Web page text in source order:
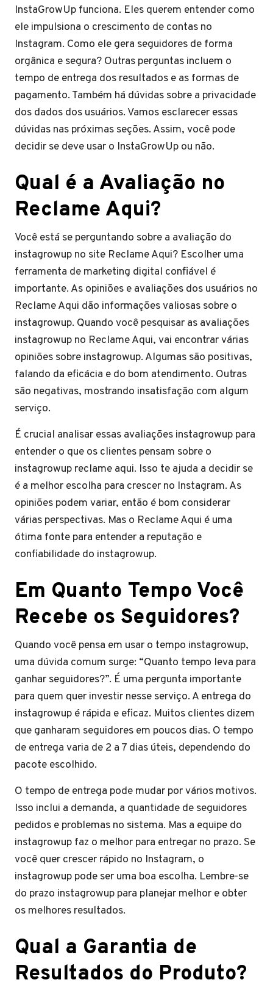
InstaGrowUp funciona. Eles querem entender como
ele impulsiona o crescimento de contas no
Instagram. Como ele gera seguidores de forma
orgânica e segura? Outras perguntas incluem o
tempo de entrega dos resultados e as formas de
pagamento. Também há dúvidas sobre a privacidade
dos dados dos usuários. Vamos esclarecer essas
dúvidas nas próximas seções. Assim, você pode
decidir se deve usar o InstaGrowUp ou não.
Qual é a Avaliação no
Reclame Aqui?
Você está se perguntando sobre a avaliação do
instagrowup no site Reclame Aqui? Escolher uma
ferramenta de marketing digital confiável é
importante. As opiniões e avaliações dos usuários no
Reclame Aqui dão informações valiosas sobre o
instagrowup. Quando você pesquisar as avaliações
instagrowup no Reclame Aqui, vai encontrar várias
opiniões sobre instagrowup. Algumas são positivas,
falando da eficácia e do bom atendimento. Outras
são negativas, mostrando insatisfação com algum
serviço.
É crucial analisar essas avaliações instagrowup para
entender o que os clientes pensam sobre o
instagrowup reclame aqui. Isso te ajuda a decidir se
é a melhor escolha para crescer no Instagram. As
opiniões podem variar, então é bom considerar
várias perspectivas. Mas o Reclame Aqui é uma
ótima fonte para entender a reputação e
confiabilidade do instagrowup.
Em Quanto Tempo Você
Recebe os Seguidores?
Quando você pensa em usar o tempo instagrowup,
uma dúvida comum surge: “Quanto tempo leva para
ganhar seguidores?”. É uma pergunta importante
para quem quer investir nesse serviço. A entrega do
instagrowup é rápida e eficaz. Muitos clientes dizem
que ganharam seguidores em poucos dias. O tempo
de entrega varia de 2 a 7 dias úteis, dependendo do
pacote escolhido.
O tempo de entrega pode mudar por vários motivos.
Isso inclui a demanda, a quantidade de seguidores
pedidos e problemas no sistema. Mas a equipe do
instagrowup faz o melhor para entregar no prazo. Se
você quer crescer rápido no Instagram, o
instagrowup pode ser uma boa escolha. Lembre-se
do prazo instagrowup para planejar melhor e obter
os melhores resultados.
Qual a Garantia de
Resultados do Produto?